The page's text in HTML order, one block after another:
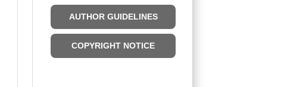
AUTHOR GUIDELINES
COPYRIGHT NOTICE